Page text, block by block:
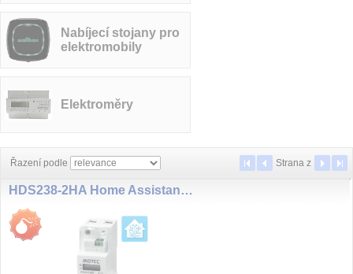
Nabíjecí stojany pro
elektromobily
Elektroměry
Řazení podle Strana z
HDS238-2HA Home Assistant, SENZORA WiFi jednofázový elektroměr el. meter, 65A, LCD display